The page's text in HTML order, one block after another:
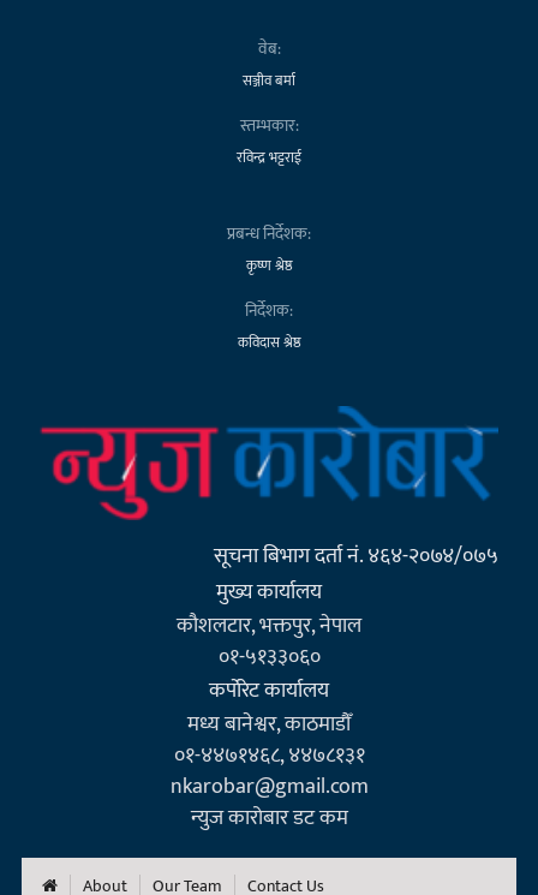
वेब:
सञ्जीव बर्मा
स्तम्भकार:
रविन्द्र भट्टराई
प्रबन्ध निर्देशक:
कृष्ण श्रेष्ठ
निर्देशक:
कविदास श्रेष्ठ
सूचना बिभाग दर्ता नं. ४६४-२०७४/०७५
मुख्य कार्यालय
कौशलटार, भक्तपुर, नेपाल
०१-५१३३०६०
कर्पाेरेट कार्यालय
मध्य बानेश्वर, काठमाडौँ
०१-४४७१४६८, ४४७८१३१
nkarobar@gmail.com
न्युज कारोबार डट कम
About Our Team Contact Us